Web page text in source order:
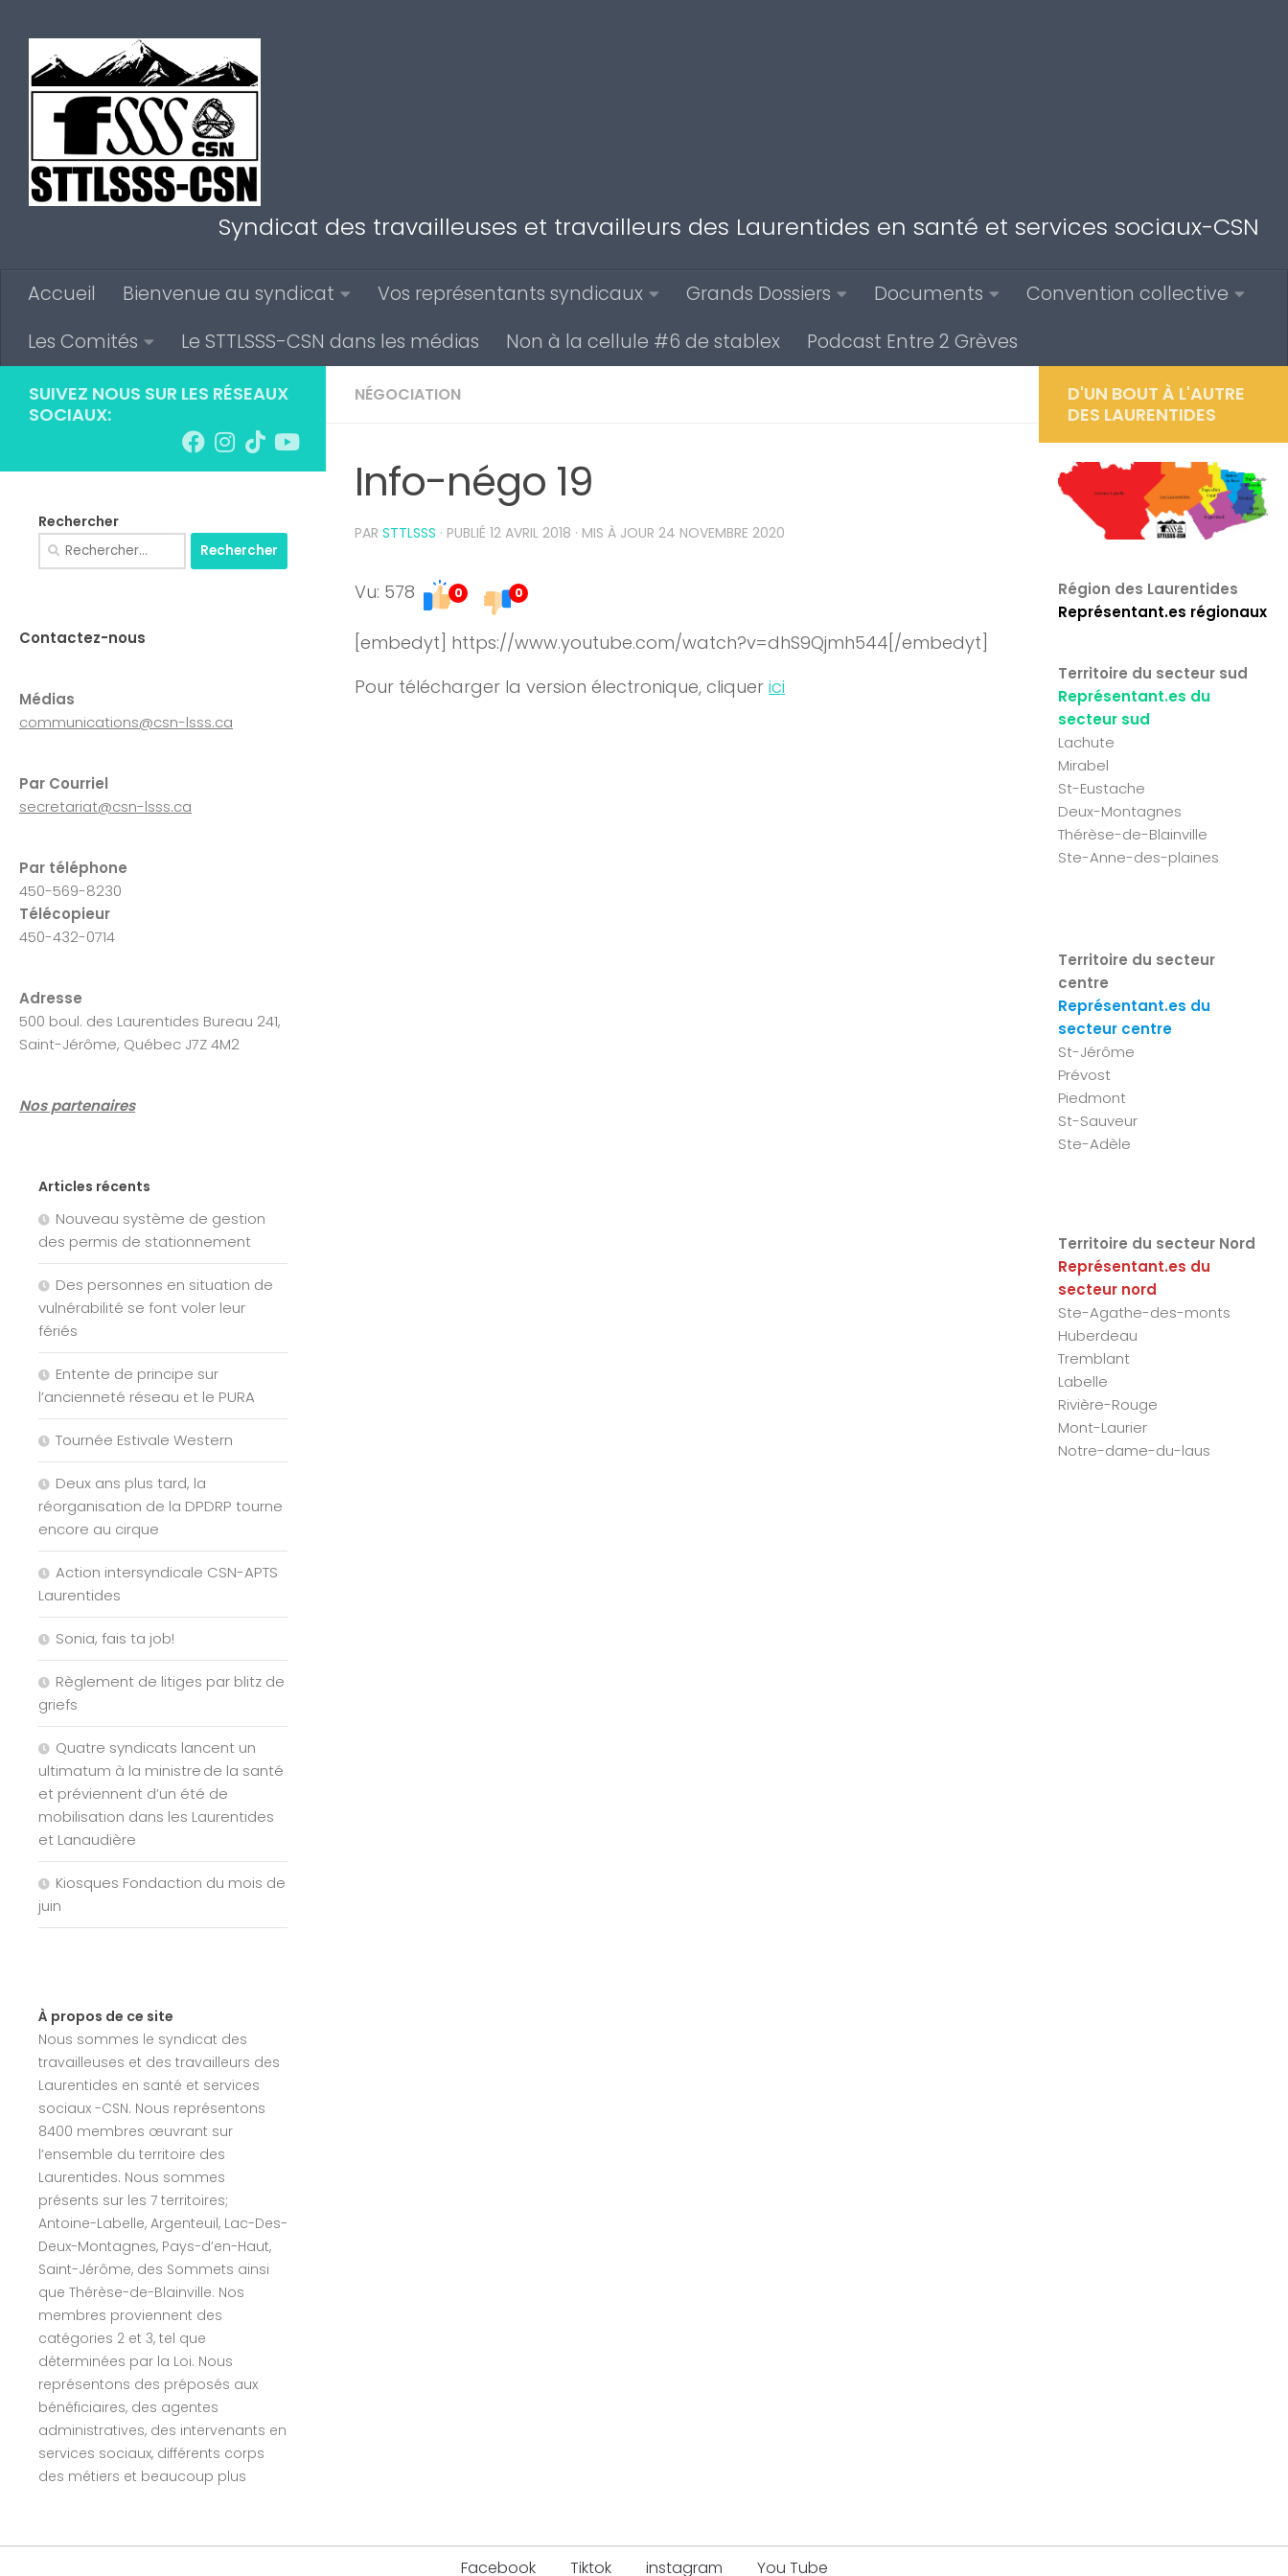
Syndicat des travailleuses et travailleurs des Laurentides en santé et services sociaux-CSN
Accueil Bienvenue au syndicat Vos représentants syndicaux Grands Dossiers Documents
Convention collective
Les Comités
Le STTLSSS-CSN dans les médias Non à la cellule #6 de stablex Podcast Entre 2 Grèves
NÉGOCIATION
Info-négo 19
PAR STTLSSS · PUBLIÉ 12 AVRIL 2018 · MIS À JOUR 24 NOVEMBRE 2020
Vu: 578 0 0
[embedyt] https://www.youtube.com/watch?v=dhS9Qjmh544[/embedyt]
Pour télécharger la version électronique, cliquer ici
SUIVEZ NOUS SUR LES RÉSEAUX
SOCIAUX:
Rechercher
Rechercher :
Contactez-nous
Médias
communications@csn-lsss.ca
Par Courriel
secretariat@csn-lsss.ca
Par téléphone
450-569-8230
Télécopieur
450-432-0714
Adresse
500 boul. des Laurentides Bureau 241,
Saint-Jérôme, Québec J7Z 4M2
Nos partenaires
Articles récents
Nouveau système de gestion
des permis de stationnement
Des personnes en situation de
vulnérabilité se font voler leur
fériés
Entente de principe sur
l’ancienneté réseau et le PURA
Tournée Estivale Western
Deux ans plus tard, la
réorganisation de la DPDRP tourne
encore au cirque
Action intersyndicale CSN-APTS
Laurentides
Sonia, fais ta job!
Règlement de litiges par blitz de
griefs
Quatre syndicats lancent un
ultimatum à la ministre de la santé
et préviennent d’un été de
mobilisation dans les Laurentides
et Lanaudière
Kiosques Fondaction du mois de
juin
À propos de ce site
Nous sommes le syndicat des
travailleuses et des travailleurs des
Laurentides en santé et services
sociaux -CSN. Nous représentons
8400 membres œuvrant sur
l’ensemble du territoire des
Laurentides. Nous sommes
présents sur les 7 territoires;
Antoine-Labelle, Argenteuil, Lac-Des-
Deux-Montagnes, Pays-d’en-Haut,
Saint-Jérôme, des Sommets ainsi
que Thérèse-de-Blainville. Nos
membres proviennent des
catégories 2 et 3, tel que
déterminées par la Loi. Nous
représentons des préposés aux
bénéficiaires, des agentes
administratives, des intervenants en
services sociaux, différents corps
des métiers et beaucoup plus
D'UN BOUT À L'AUTRE
DES LAURENTIDES
Région des Laurentides
Représentant.es régionaux
Territoire du secteur sud
Représentant.es du
secteur sud
Lachute
Mirabel
St-Eustache
Deux-Montagnes
Thérèse-de-Blainville
Ste-Anne-des-plaines
Territoire du secteur
centre
Représentant.es du
secteur centre
St-Jérôme
Prévost
Piedmont
St-Sauveur
Ste-Adèle
Territoire du secteur Nord
Représentant.es du
secteur nord
Ste-Agathe-des-monts
Huberdeau
Tremblant
Labelle
Rivière-Rouge
Mont-Laurier
Notre-dame-du-laus
Facebook Tiktok instagram You Tube